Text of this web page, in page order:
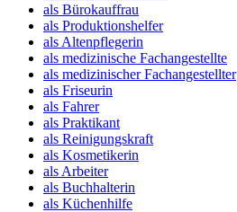
als Bürokauffrau
als Produktionshelfer
als Altenpflegerin
als medizinische Fachangestellte
als medizinischer Fachangestellter
als Friseurin
als Fahrer
als Praktikant
als Reinigungskraft
als Kosmetikerin
als Arbeiter
als Buchhalterin
als Küchenhilfe